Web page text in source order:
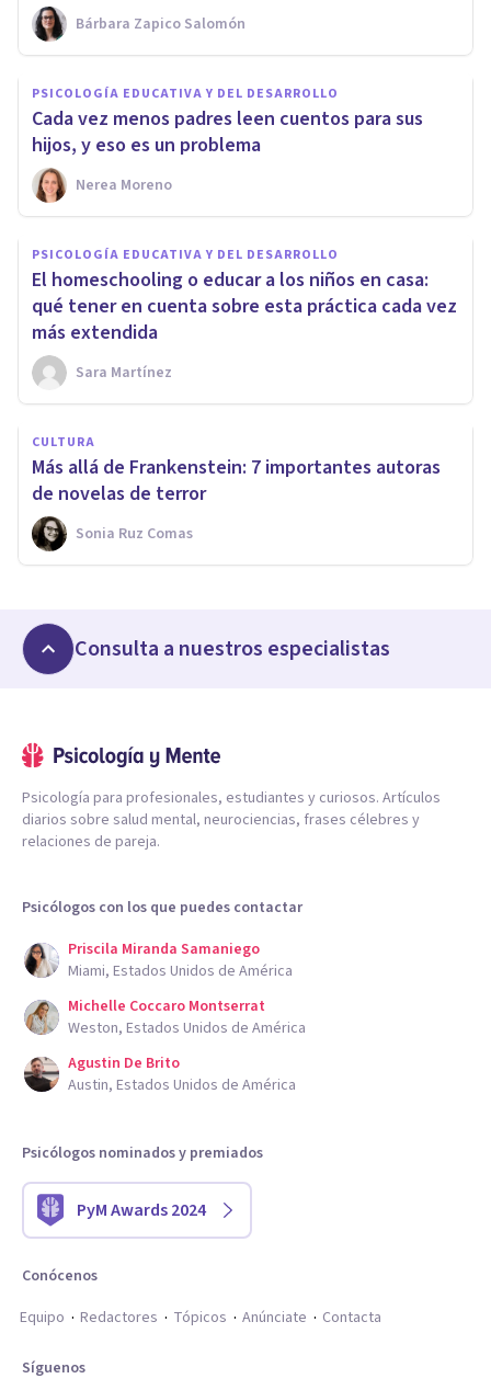
Bárbara Zapico Salomón
PSICOLOGÍA EDUCATIVA Y DEL DESARROLLO
Cada vez menos padres leen cuentos para sus
hijos, y eso es un problema
Nerea Moreno
PSICOLOGÍA EDUCATIVA Y DEL DESARROLLO
El homeschooling o educar a los niños en casa:
qué tener en cuenta sobre esta práctica cada vez
más extendida
Sara Martínez
CULTURA
Más allá de Frankenstein: 7 importantes autoras
de novelas de terror
Sonia Ruz Comas
Consulta a nuestros especialistas
Psicología para profesionales, estudiantes y curiosos. Artículos
diarios sobre salud mental, neurociencias, frases célebres y
relaciones de pareja.
Psicólogos con los que puedes contactar
Priscila Miranda Samaniego
Miami, Estados Unidos de América
Michelle Coccaro Montserrat
Weston, Estados Unidos de América
Agustin De Brito
Austin, Estados Unidos de América
Psicólogos nominados y premiados
PyM Awards 2024
Conócenos
Equipo
Redactores Tópicos Anúnciate Contacta
Síguenos